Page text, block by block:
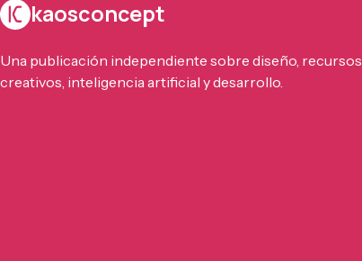
kaosconcept
Una publicación independiente sobre diseño, recursos
creativos, inteligencia artificial y desarrollo.